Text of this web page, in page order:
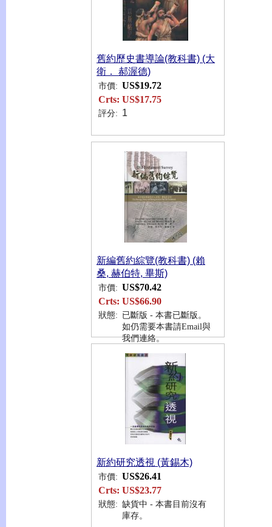
舊約歷史書導論(教科書) (大
衛． 郝渥德)
市價: US$19.72
Crts: US$17.75
評分: 1
新編舊約綜覽(教科書) (賴
桑, 赫伯特, 畢斯)
市價: US$70.42
Crts: US$66.90
狀態: 已斷版 - 本書已斷版。
如仍需要本書請Email與
我們連絡。
新約研究透視 (黃錫木)
市價: US$26.41
Crts: US$23.77
狀態: 缺貨中 - 本書目前沒有
庫存。